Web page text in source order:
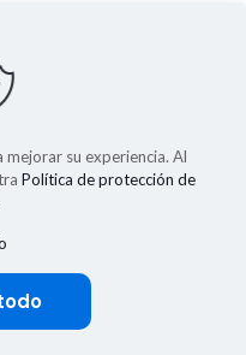
su experiencia. Al
Política de protección de